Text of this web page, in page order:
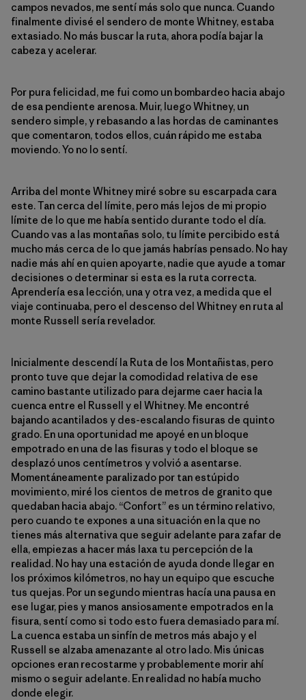
campos nevados, me sentí más solo que nunca. Cuando
finalmente divisé el sendero de monte Whitney, estaba
extasiado. No más buscar la ruta, ahora podía bajar la
cabeza y acelerar.
Por pura felicidad, me fui como un bombardeo hacia abajo
de esa pendiente arenosa. Muir, luego Whitney, un
sendero simple, y rebasando a las hordas de caminantes
que comentaron, todos ellos, cuán rápido me estaba
moviendo. Yo no lo sentí.
Arriba del monte Whitney miré sobre su escarpada cara
este. Tan cerca del límite, pero más lejos de mi propio
límite de lo que me había sentido durante todo el día.
Cuando vas a las montañas solo, tu límite percibido está
mucho más cerca de lo que jamás habrías pensado. No hay
nadie más ahí en quien apoyarte, nadie que ayude a tomar
decisiones o determinar si esta es la ruta correcta.
Aprendería esa lección, una y otra vez, a medida que el
viaje continuaba, pero el descenso del Whitney en ruta al
monte Russell sería revelador.
Inicialmente descendí la Ruta de los Montañistas, pero
pronto tuve que dejar la comodidad relativa de ese
camino bastante utilizado para dejarme caer hacia la
cuenca entre el Russell y el Whitney. Me encontré
bajando acantilados y des-escalando fisuras de quinto
grado. En una oportunidad me apoyé en un bloque
empotrado en una de las fisuras y todo el bloque se
desplazó unos centímetros y volvió a asentarse.
Momentáneamente paralizado por tan estúpido
movimiento, miré los cientos de metros de granito que
quedaban hacia abajo. “Confort” es un término relativo,
pero cuando te expones a una situación en la que no
tienes más alternativa que seguir adelante para zafar de
ella, empiezas a hacer más laxa tu percepción de la
realidad. No hay una estación de ayuda donde llegar en
los próximos kilómetros, no hay un equipo que escuche
tus quejas. Por un segundo mientras hacía una pausa en
ese lugar, pies y manos ansiosamente empotrados en la
fisura, sentí como si todo esto fuera demasiado para mí.
La cuenca estaba un sinfín de metros más abajo y el
Russell se alzaba amenazante al otro lado. Mis únicas
opciones eran recostarme y probablemente morir ahí
mismo o seguir adelante. En realidad no había mucho
donde elegir.